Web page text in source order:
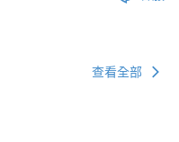
查看全部